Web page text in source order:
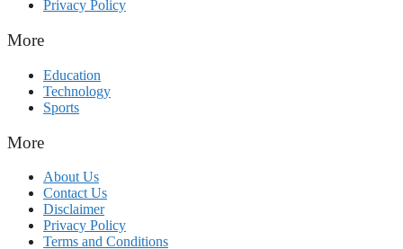
Privacy Policy
More
Education
Technology
Sports
More
About Us
Contact Us
Disclaimer
Privacy Policy
Terms and Conditions